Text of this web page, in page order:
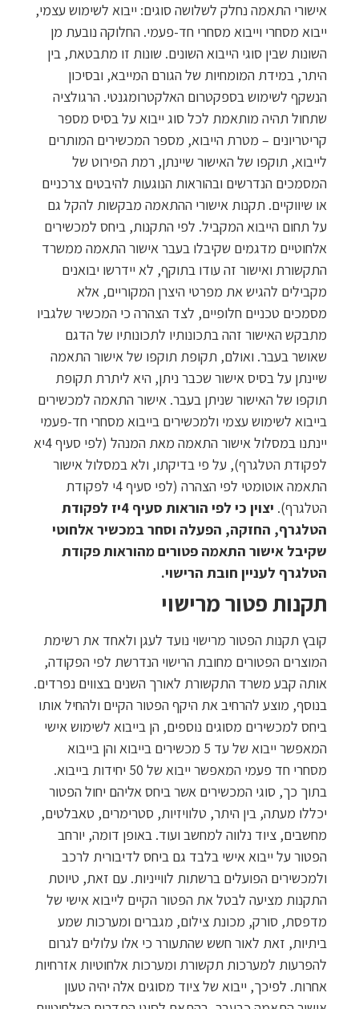
אישורי התאמה נחלק לשלושה סוגים: ייבוא לשימוש עצמי,
ייבוא מסחרי וייבוא מסחרי חד-פעמי. החלוקה נובעת מן
השונות שבין סוגי הייבוא השונים. שונות זו מתבטאת, בין
היתר, במידת המומחיות של הגורם המייבא, ובסיכון
הנשקף לשימוש בספקטרום האלקטרומגנטי. הרגולציה
שתחול תהיה מותאמת לכל סוג ייבוא על בסיס מספר
קריטריונים – מטרת הייבוא, מספר המכשירים המותרים
לייבוא, תוקפו של האישור שיינתן, רמת הפירוט של
המסמכים הנדרשים ובהוראות הנוגעות להיבטים צרכניים
או שיווקיים. תקנות אישורי ההתאמה מבקשות להקל גם
על תחום הייבוא המקביל. לפי התקנות, ביחס למכשירים
אלחוטיים מדגמים שקיבלו בעבר אישור התאמה ממשרד
התקשורת ואישור זה עודו בתוקף, לא יידרשו יבואנים
מקבילים להגיש את מפרטי היצרן המקוריים, אלא
מסמכים טכניים חלופיים, לצד הצהרה כי המכשיר שלגביו
מתבקש האישור זהה בתכונותיו לתכונותיו של הדגם
שאושר בעבר. ואולם, תקופת תוקפו של אישור התאמה
שיינתן על בסיס אישור שכבר ניתן, היא ליתרת תקופת
תוקפו של האישור שניתן בעבר. אישור התאמה למכשירים
בייבוא לשימוש עצמי ולמכשירים בייבוא מסחרי חד-פעמי
יינתנו במסלול אישור התאמה מאת המנהל (לפי סעיף 4יא
לפקודת הטלגרף), על פי בדיקתו, ולא במסלול אישור
התאמה אוטומטי לפי הצהרה (לפי סעיף 4י לפקודת
הטלגרף).
יצוין כי לפי הוראות סעיף 4יז לפקודת
הטלגרף, החזקה, הפעלה וסחר במכשיר אלחוטי
שקיבל אישור התאמה פטורים מהוראות פקודת
הטלגרף לעניין חובת הרישוי.
תקנות פטור מרישוי
קובץ תקנות הפטור מרישוי נועד לעגן ולאחד את רשימת
המוצרים הפטורים מחובת הרישוי הנדרשת לפי הפקודה,
אותה קבע משרד התקשורת לאורך השנים בצווים נפרדים.
בנוסף, מוצע להרחיב את היקף הפטור הקיים ולהחיל אותו
ביחס למכשירים מסוגים נוספים, הן בייבוא לשימוש אישי
המאפשר ייבוא של עד 5 מכשירים בייבוא והן בייבוא
מסחרי חד פעמי המאפשר ייבוא של 50 יחידות בייבוא.
בתוך כך, סוגי המכשירים אשר ביחס אליהם יחול הפטור
יכללו מעתה, בין היתר, טלוויזיות, סטרימרים, טאבלטים,
מחשבים, ציוד נלווה למחשב ועוד. באופן דומה, יורחב
הפטור על ייבוא אישי בלבד גם ביחס לדיבורית לרכב
ולמכשירים הפועלים ברשתות לווייניות. עם זאת, טיוטת
התקנות מציעה לבטל את הפטור הקיים לייבוא אישי של
מדפסת, סורק, מכונת צילום, מגברים ומערכות שמע
ביתיות, זאת לאור חשש שהתעורר כי אלו עלולים לגרום
להפרעות למערכות תקשורת ומערכות אלחוטיות אזרחיות
אחרות. לפיכך, ייבוא של ציוד מסוגים אלה יהיה טעון